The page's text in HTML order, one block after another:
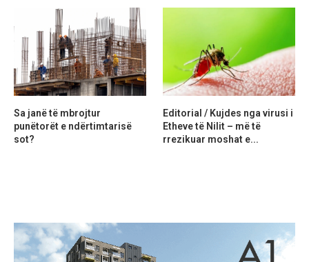
Sa janë të mbrojtur
punëtorët e ndërtimtarisë
sot?
Editorial / Kujdes nga virusi i
Etheve të Nilit – më të
rrezikuar moshat e...